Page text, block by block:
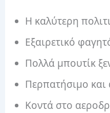
Η καλύτερη
Εξαιρετικό
Πολλά μπουτίκ
Περπατήσιμο και
Κοντά στο